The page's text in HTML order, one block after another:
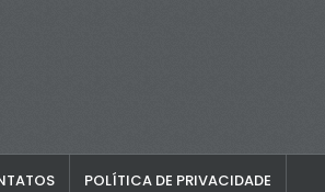
POLÍTICA DE PRIVACIDADE